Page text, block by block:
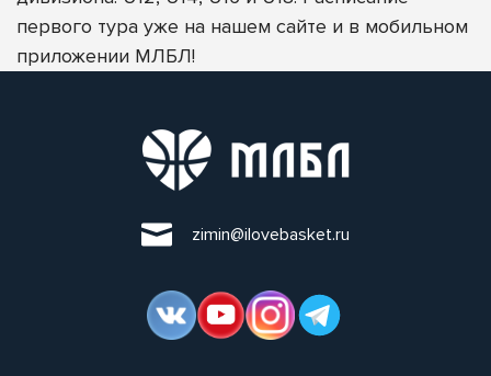
первого тура уже на нашем сайте и в мобильном
приложении МЛБЛ!
zimin@ilovebasket.ru